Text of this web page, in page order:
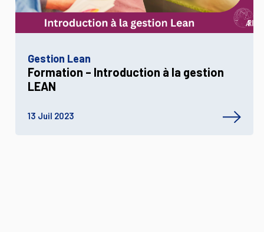
Gestion Lean
Formation – Introduction à la gestion
LEAN
13 Juil 2023